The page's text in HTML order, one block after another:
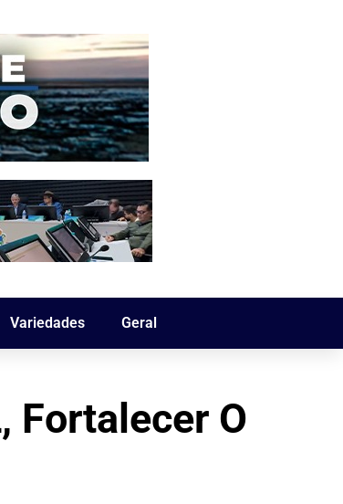
Variedades Geral
Fortalecer O